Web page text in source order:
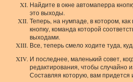
Найдите в окне автомаперра
это выходы.
Теперь, на нумпаде, в котором,
кнопку, команда которой
выходами.
Все, теперь смело ходите туда,
И последнее, маленький совет,
редактирования, чтобы случайно
Составляя которую, вам придется